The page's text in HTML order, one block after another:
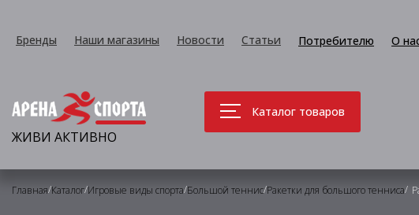
Бренды Наши магазины Новости Статьи Потребителю О
ЖИВИ АКТИВНО
Каталог товаров
Главная/Каталог/Игровые виды спорта/Большой теннис/Ракетки для большого тенниса/